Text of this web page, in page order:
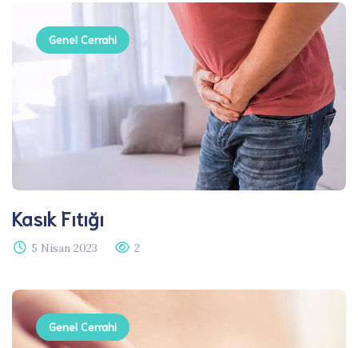
Genel Cerrahi
Kasık Fıtığı​
5 Nisan 2023 2
Genel Cerrahi